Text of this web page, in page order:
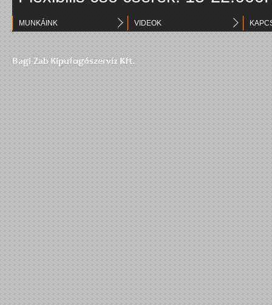
MUNKÁINK VIDEOK